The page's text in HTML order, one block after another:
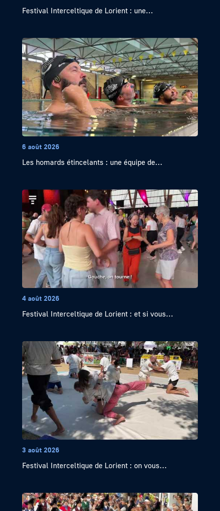
Festival Interceltique de Lorient : une...
6 août 2026
Les homards étincelants : une équipe de...
4 août 2026
Festival Interceltique de Lorient : et si vous...
3 août 2026
Festival Interceltique de Lorient : on vous...